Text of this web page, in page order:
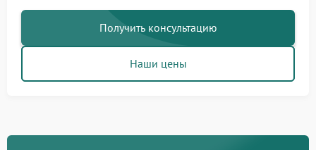
Получить консультацию
Наши цены